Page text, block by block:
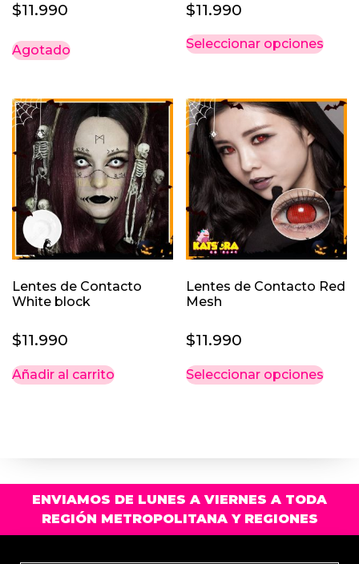
$11.990
Agotado
$11.990
Seleccionar opciones
Las
se
elegir
en
la
de
Lentes de Contacto
White block
$11.990
Añadir al carrito
Lentes de Contacto Red
Mesh
$11.990
Seleccionar opciones
se
elegir
en
ENVIAMOS DE LUNES A VIERNES A TODA
REGIÓN METROPOLITANA Y REGIONES